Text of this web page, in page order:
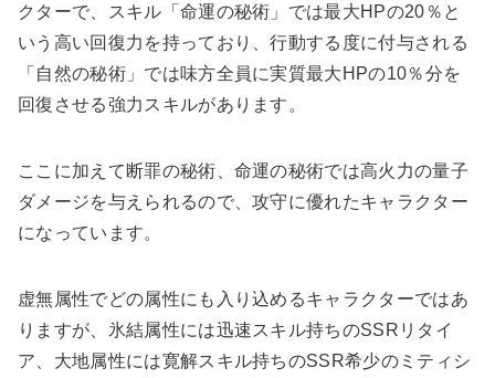
クターで、スキル「命運の秘術」では最大HPの20％と
いう高い回復力を持っており、行動する度に付与される
「自然の秘術」では味方全員に実質最大HPの10％分を
回復させる強力スキルがあります。
ここに加えて断罪の秘術、命運の秘術では高火力の量子
ダメージを与えられるので、攻守に優れたキャラクター
になっています。
虚無属性でどの属性にも入り込めるキャラクターではあ
りますが、氷結属性には迅速スキル持ちのSSRリタイ
ア、大地属性には寛解スキル持ちのSSR希少のミティシ